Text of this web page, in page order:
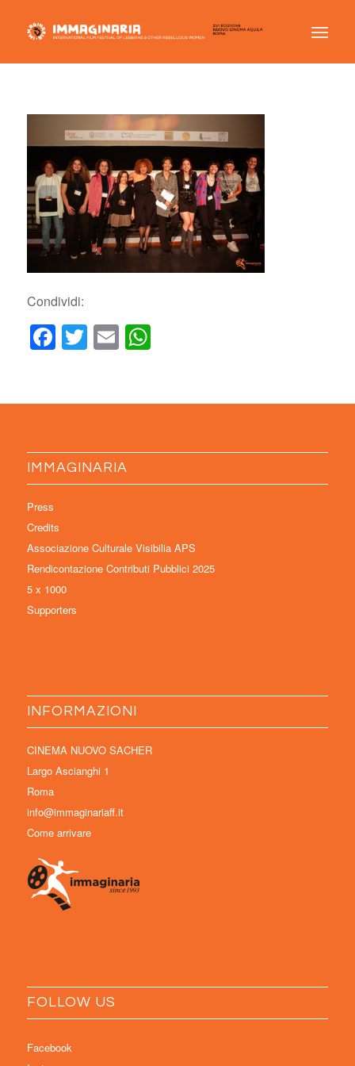
Condividi:
Facebook
Twitter
EmailWhatsApp
IMMAGINARIA
Press
Credits
Associazione Culturale Visibilia APS
Rendicontazione Contributi Pubblici 2025
5 x 1000
Supporters
INFORMAZIONI
CINEMA NUOVO SACHER
Largo Ascianghi 1
Roma
info@immaginariaff.it
Come arrivare
FOLLOW US
Facebook